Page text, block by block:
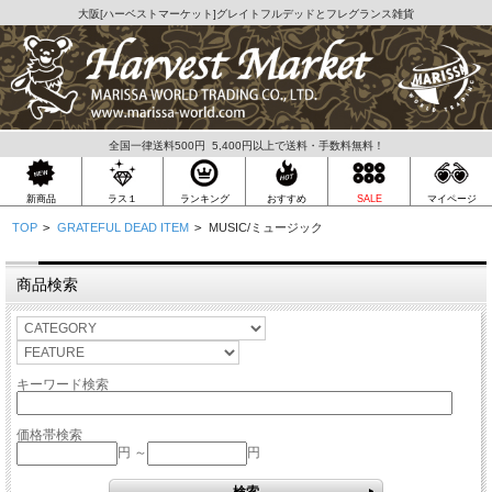
大阪[ハーベストマーケット]グレイトフルデッドとフレグランス雑貨
全国一律送料500円 5,400円以上で送料・手数料無料！
新商品 ラス１ ランキング おすすめ SALE マイページ
TOP > GRATEFUL DEAD ITEM > MUSIC/ミュージック
商品検索
キーワード検索
価格帯検索
円 ～
円